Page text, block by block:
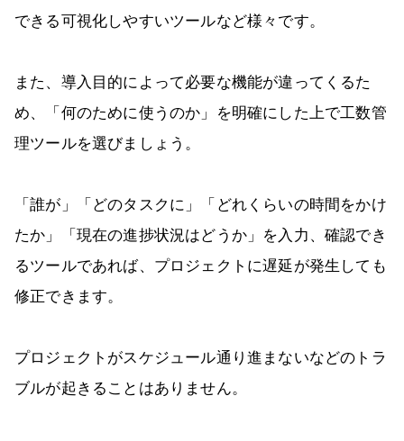
できる可視化しやすいツールなど様々です。
また、導入目的によって必要な機能が違ってくるた
め、「何のために使うのか」を明確にした上で工数管
理ツールを選びましょう。
「誰が」「どのタスクに」「どれくらいの時間をかけ
たか」「現在の進捗状況はどうか」を入力、確認でき
るツールであれば、プロジェクトに遅延が発生しても
修正できます。
プロジェクトがスケジュール通り進まないなどのトラ
ブルが起きることはありません。